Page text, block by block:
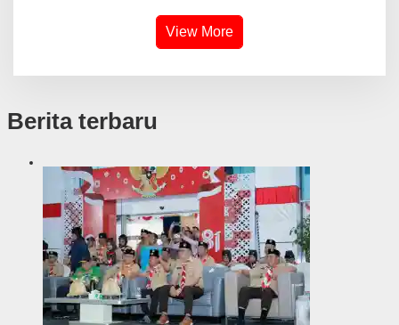
View More
Berita terbaru